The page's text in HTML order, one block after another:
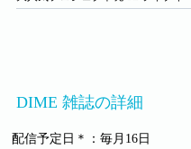
DIME 雑誌の詳細
配信予定日＊：毎月16日